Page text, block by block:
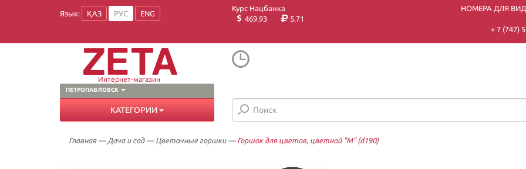
Язык: ҚАЗ РУС ENG
Курс Нацбанка
469.93
5.71
НОМЕРА ДЛЯ
+ 7 (747)
ПЕТРОПАВЛОВСК
Интернет-магазин
КАТЕГОРИИ
Главная— Дача и сад— Цветочные горшки— Горшок для цветов, цветной "М" (d190)